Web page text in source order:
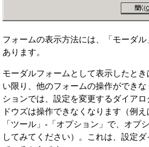
フォームの表示方法には、「モーダ
あります。
モーダルフォームとして表示したと
い限り、他のフォームの操作ができ
ションでは、設定を変更するダイア
ドウズは操作できなくなります（例
「ツール」-「オプション」で、オプ
してみてください）。これは、設定